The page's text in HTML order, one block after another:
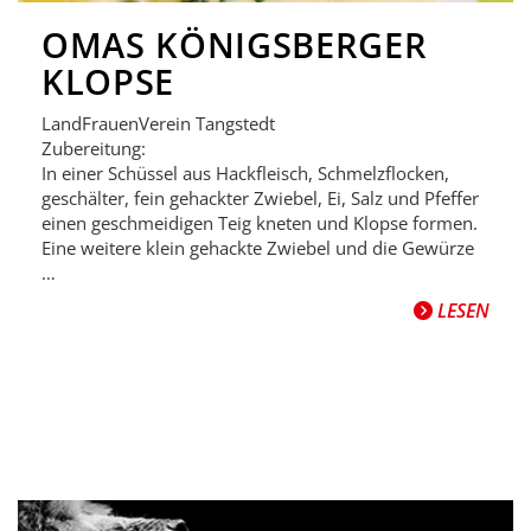
OMAS KÖNIGSBERGER
KLOPSE
LandFrauenVerein Tangstedt
Zubereitung:
In einer Schüssel aus Hackfleisch, Schmelzflocken,
geschälter, fein gehackter Zwiebel, Ei, Salz und Pfeffer
einen geschmeidigen Teig kneten und Klopse formen.
Eine weitere klein gehackte Zwiebel und die Gewürze
…
LESEN